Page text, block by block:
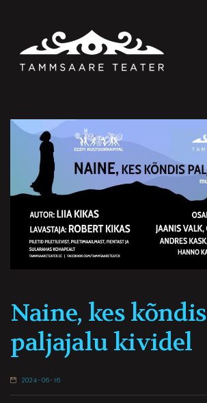
Naine, kes kõndis
paljajalu kividel
2024-06-16